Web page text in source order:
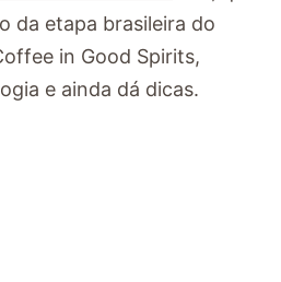
da etapa brasileira do
in Good Spirits,
e ainda dá dicas.